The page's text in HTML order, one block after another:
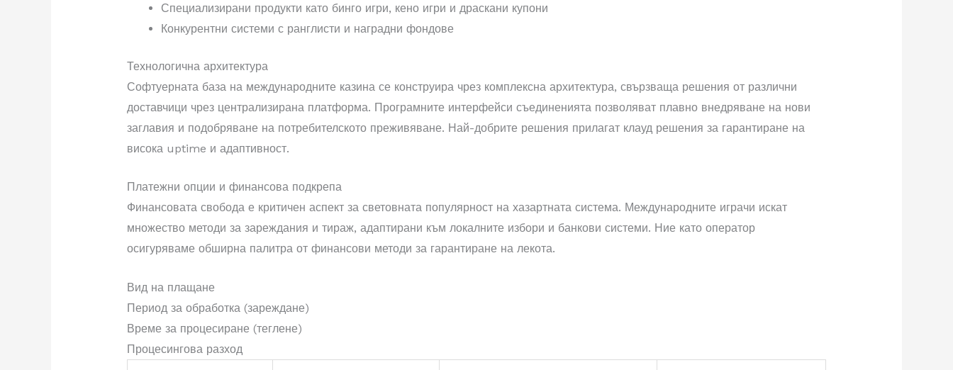
Специализирани продукти като бинго игри, кено игри и драскани купони
Конкурентни системи с ранглисти и наградни фондове
Технологична архитектура
Софтуерната база на международните казина се конструира чрез комплексна архитектура, свързваща решения от различни
доставчици чрез централизирана платформа. Програмните интерфейси съединенията позволяват плавно внедряване на нови
заглавия и подобряване на потребителското преживяване. Най-добрите решения прилагат клауд решения за гарантиране на
висока uptime и адаптивност.
Платежни опции и финансова подкрепа
Финансовата свобода е критичен аспект за световната популярност на хазартната система. Международните играчи искат
множество методи за зареждания и тираж, адаптирани към локалните избори и банкови системи. Ние като оператор
осигуряваме обширна палитра от финансови методи за гарантиране на лекота.
Вид на плащане
Период за обработка (зареждане)
Време за процесиране (теглене)
Процесингова разход